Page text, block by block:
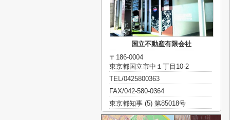
国立不動産有限会社
〒186-0004
東京都国立市中１丁目10-2
TEL/0425800363
FAX/042-580-0364
東京都知事 (5) 第85018号